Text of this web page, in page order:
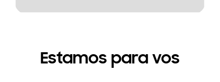
Estamos para vos